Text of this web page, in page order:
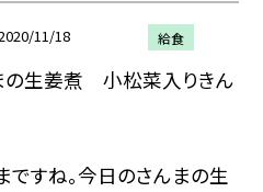
11/18 給食
生姜煮 小松菜入りきん
ですね。今日のさんまの生